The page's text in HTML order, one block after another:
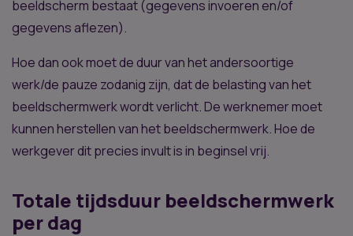
beeldscherm bestaat (gegevens invoeren en/of
gegevens aflezen).
Hoe dan ook moet de duur van het andersoortige
werk/de pauze zodanig zijn, dat de belasting van het
beeldschermwerk wordt verlicht. De werknemer moet
kunnen herstellen van het beeldschermwerk. Hoe de
werkgever dit precies invult is in beginsel vrij.
Totale tijdsduur beeldschermwerk
per dag